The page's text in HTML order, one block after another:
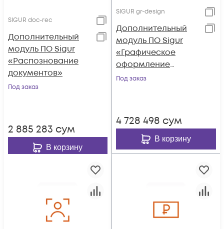
SIGUR doc-rec
Дополнительный
модуль ПО Sigur
«Распознование
документов»
Под заказ
2 885 283 сум
В корзину
SIGUR gr-design
Дополнительный
модуль ПО Sigur
«Графическое
оформление
пропусков»
Под заказ
4 728 498 сум
В корзину